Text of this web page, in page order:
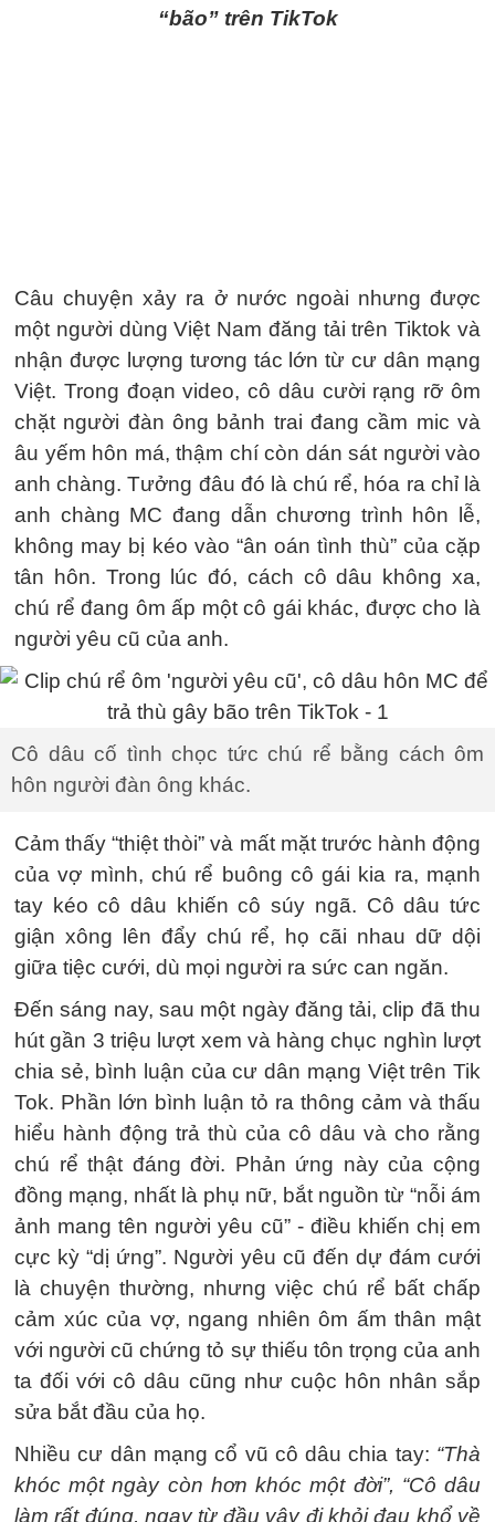
“bão” trên TikTok
Câu chuyện xảy ra ở nước ngoài nhưng được
một người dùng Việt Nam đăng tải trên Tiktok và
nhận được lượng tương tác lớn từ cư dân mạng
Việt. Trong đoạn video, cô dâu cười rạng rỡ ôm
chặt người đàn ông bảnh trai đang cầm mic và
âu yếm hôn má, thậm chí còn dán sát người vào
anh chàng. Tưởng đâu đó là chú rể, hóa ra chỉ là
anh chàng MC đang dẫn chương trình hôn lễ,
không may bị kéo vào “ân oán tình thù” của cặp
tân hôn. Trong lúc đó, cách cô dâu không xa,
chú rể đang ôm ấp một cô gái khác, được cho là
người yêu cũ của anh.
Cô dâu cố tình chọc tức chú rể bằng cách ôm
hôn người đàn ông khác.
Cảm thấy “thiệt thòi” và mất mặt trước hành động
của vợ mình, chú rể buông cô gái kia ra, mạnh
tay kéo cô dâu khiến cô súy ngã. Cô dâu tức
giận xông lên đẩy chú rể, họ cãi nhau dữ dội
giữa tiệc cưới, dù mọi người ra sức can ngăn.
Đến sáng nay, sau một ngày đăng tải, clip đã thu
hút gần 3 triệu lượt xem và hàng chục nghìn lượt
chia sẻ, bình luận của cư dân mạng Việt trên Tik
Tok. Phần lớn bình luận tỏ ra thông cảm và thấu
hiểu hành động trả thù của cô dâu và cho rằng
chú rể thật đáng đời. Phản ứng này của cộng
đồng mạng, nhất là phụ nữ, bắt nguồn từ “nỗi ám
ảnh mang tên người yêu cũ” - điều khiến chị em
cực kỳ “dị ứng”. Người yêu cũ đến dự đám cưới
là chuyện thường, nhưng việc chú rể bất chấp
cảm xúc của vợ, ngang nhiên ôm ấm thân mật
với người cũ chứng tỏ sự thiếu tôn trọng của anh
ta đối với cô dâu cũng như cuộc hôn nhân sắp
sửa bắt đầu của họ.
Nhiều cư dân mạng cổ vũ cô dâu chia tay: “Thà
khóc một ngày còn hơn khóc một đời”, “Cô dâu
làm rất đúng, ngay từ đầu vậy đi khỏi đau khổ về